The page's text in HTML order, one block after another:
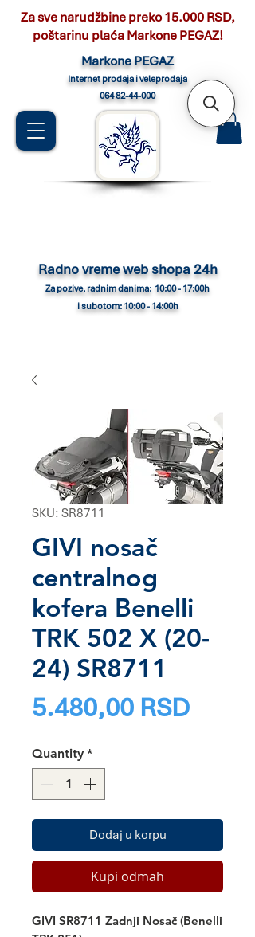
Markone PEGAZ
Internet prodaja i veleprodaja
064 82-44-000
Radno vreme web shopa 24h
Za pozive, radnim danima: 10:00 - 17:00h
i subotom: 10:00 - 14:00h
Za sve narudžbine preko 15.000 RSD,
poštarinu plaća Markone PEGAZ!
SKU: SR8711
GIVI nosač
centralnog
kofera Benelli
TRK 502 X (20-
24) SR8711
5.480,00 RSDPrice
Quantity *
Dodaj u korpu
Kupi odmah
GIVI SR8711 Zadnji Nosač (Benelli